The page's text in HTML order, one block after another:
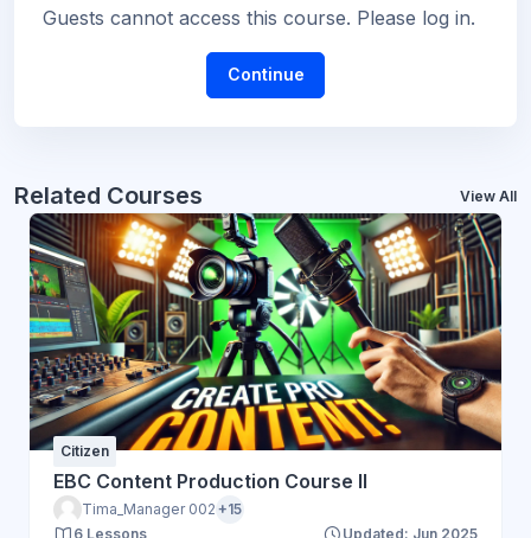
Guests cannot access this course. Please log in.
Continue
Related Courses View All
Citizen
EBC Content Production Course II
Tima_Manager 002 +15
6 Lessons
Updated: Jun 2025